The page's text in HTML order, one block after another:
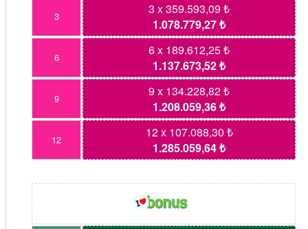
3
3 x 359.593,09 ₺
1.078.779,27 ₺
6
6 x 189.612,25 ₺
1.137.673,52 ₺
9
9 x 134.228,82 ₺
1.208.059,36 ₺
12
12 x 107.088,30 ₺
1.285.059,64 ₺